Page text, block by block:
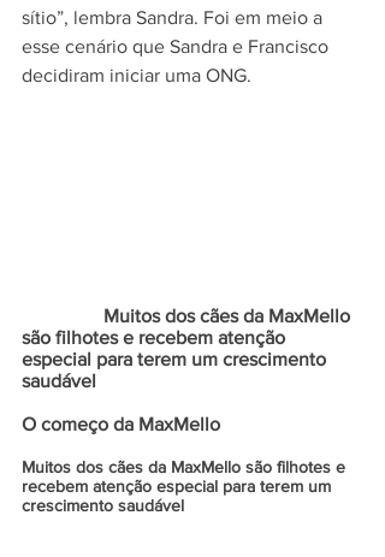
sítio”, lembra Sandra. Foi em meio a
esse cenário que Sandra e Francisco
decidiram iniciar uma ONG.
são filhotes e recebem atenção
especial para terem um crescimento
saudável
O começo da MaxMello
Muitos dos cães da MaxMello são filhotes e
recebem atenção especial para terem um
crescimento saudável